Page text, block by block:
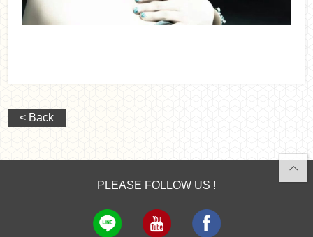
< Back
PLEASE FOLLOW US !